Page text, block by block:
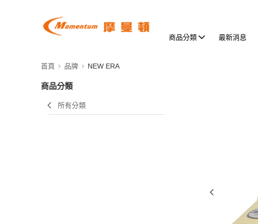
商品分類 最新消息
首頁 品牌 NEW ERA
商品分類
所有分類